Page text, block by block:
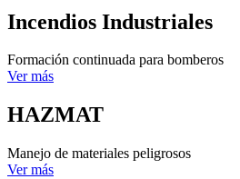
Incendios Industriales
Formación continuada para bomberos
Ver más
HAZMAT
Manejo de materiales peligrosos
Ver más